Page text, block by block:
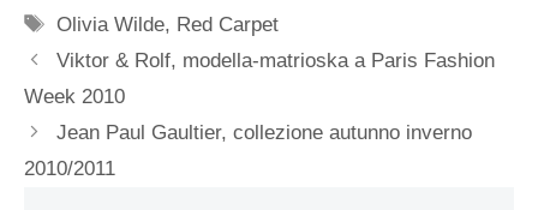
Tag
Olivia Wilde, Red Carpet
Viktor & Rolf, modella-matrioska a Paris Fashion
Week 2010
Jean Paul Gaultier, collezione autunno inverno
2010/2011